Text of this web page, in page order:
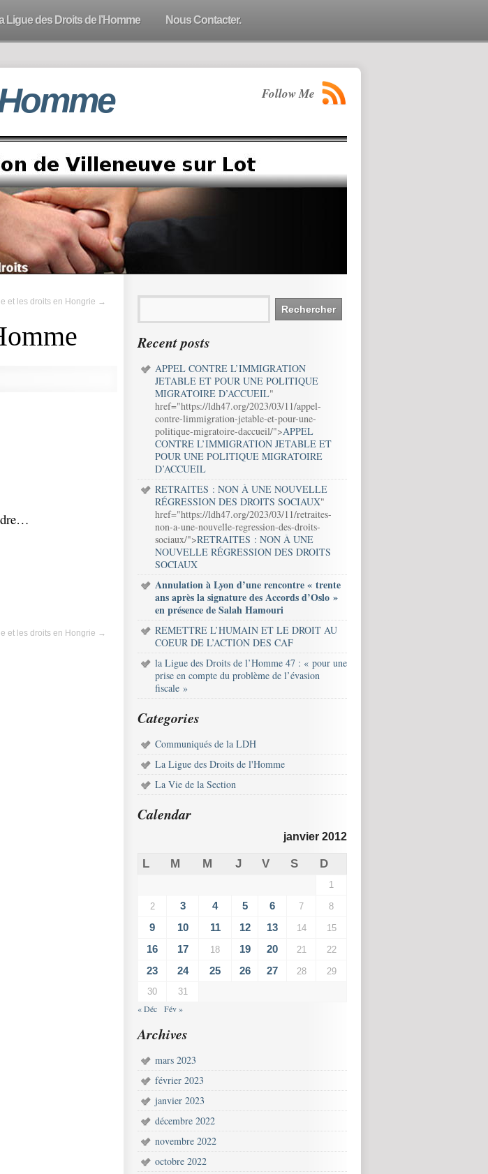
Ligue des Droits de l’Homme Nous Contacter.
Follow Me
et les droits en Hongrie →
et les droits en Hongrie →
Recent posts
APPEL CONTRE L’IMMIGRATION
JETABLE ET POUR UNE POLITIQUE
MIGRATOIRE D’ACCUEIL"
href="https://ldh47.org/2023/03/11/appel-
contre-limmigration-jetable-et-pour-une-
politique-migratoire-daccueil/">APPEL
CONTRE L’IMMIGRATION JETABLE ET
POUR UNE POLITIQUE MIGRATOIRE
D’ACCUEIL
RETRAITES : NON À UNE NOUVELLE
RÉGRESSION DES DROITS SOCIAUX"
href="https://ldh47.org/2023/03/11/retraites-
non-a-une-nouvelle-regression-des-droits-
sociaux/">RETRAITES : NON À UNE
NOUVELLE RÉGRESSION DES DROITS
SOCIAUX
Annulation à Lyon d’une rencontre « trente
ans après la signature des Accords d’Oslo »
en présence de Salah Hamouri
REMETTRE L’HUMAIN ET LE DROIT AU
COEUR DE L’ACTION DES CAF
la Ligue des Droits de l’Homme 47 : « pour une
prise en compte du problème de l’évasion
fiscale »
Categories
Communiqués de la LDH
La Ligue des Droits de l'Homme
La Vie de la Section
Calendar
janvier 2012
L M M J V S D
1
2 3 4 5 6 7 8
9 10 11 12 13 14 15
16 17 18 19 20 21 22
23 24 25 26 27 28
29
30
31
« Déc Fév »
Archives
mars 2023
février 2023
janvier 2023
décembre 2022
novembre 2022
octobre 2022